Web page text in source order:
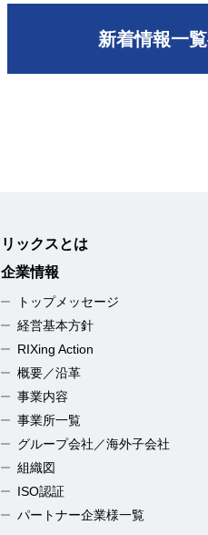
新着情報一
リックスとは
企業情報
トップメッセージ
経営基本方針
RIXing Action
概要／沿革
事業内容
事業所一覧
グループ会社／海外子会社
組織図
ISO認証
パートナー企業様一覧